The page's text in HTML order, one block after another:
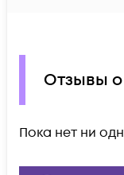
Отзывы
Пока нет ни